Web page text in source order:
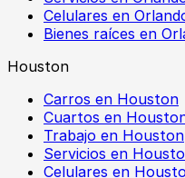
Celulares en
Bienes raíces en
Houston
Carros en Houston
Cuartos en
Trabajo en Houston
Servicios en
Celulares en